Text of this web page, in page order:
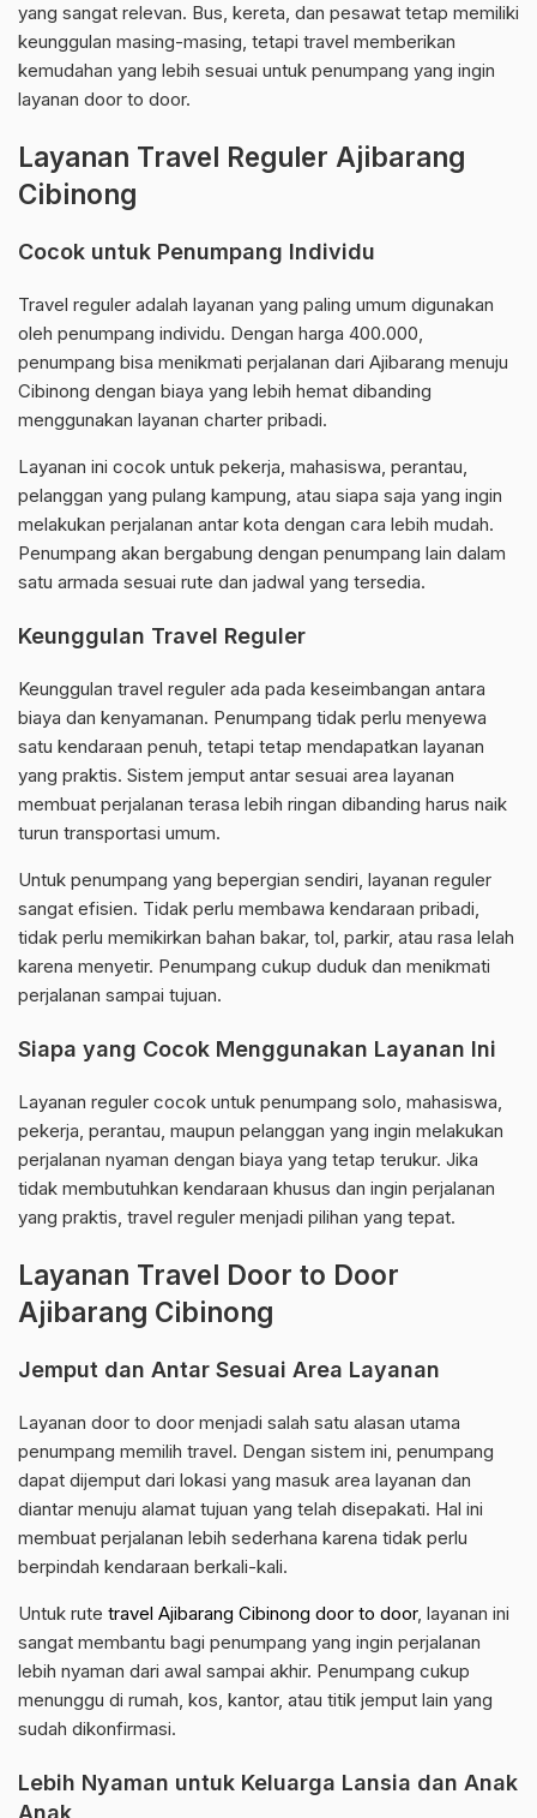
yang sangat relevan. Bus, kereta, dan pesawat tetap memiliki
keunggulan masing-masing, tetapi travel memberikan
kemudahan yang lebih sesuai untuk penumpang yang ingin
layanan door to door.
Layanan Travel Reguler Ajibarang
Cibinong
Cocok untuk Penumpang Individu
Travel reguler adalah layanan yang paling umum digunakan
oleh penumpang individu. Dengan harga 400.000,
penumpang bisa menikmati perjalanan dari Ajibarang menuju
Cibinong dengan biaya yang lebih hemat dibanding
menggunakan layanan charter pribadi.
Layanan ini cocok untuk pekerja, mahasiswa, perantau,
pelanggan yang pulang kampung, atau siapa saja yang ingin
melakukan perjalanan antar kota dengan cara lebih mudah.
Penumpang akan bergabung dengan penumpang lain dalam
satu armada sesuai rute dan jadwal yang tersedia.
Keunggulan Travel Reguler
Keunggulan travel reguler ada pada keseimbangan antara
biaya dan kenyamanan. Penumpang tidak perlu menyewa
satu kendaraan penuh, tetapi tetap mendapatkan layanan
yang praktis. Sistem jemput antar sesuai area layanan
membuat perjalanan terasa lebih ringan dibanding harus naik
turun transportasi umum.
Untuk penumpang yang bepergian sendiri, layanan reguler
sangat efisien. Tidak perlu membawa kendaraan pribadi,
tidak perlu memikirkan bahan bakar, tol, parkir, atau rasa lelah
karena menyetir. Penumpang cukup duduk dan menikmati
perjalanan sampai tujuan.
Siapa yang Cocok Menggunakan Layanan Ini
Layanan reguler cocok untuk penumpang solo, mahasiswa,
pekerja, perantau, maupun pelanggan yang ingin melakukan
perjalanan nyaman dengan biaya yang tetap terukur. Jika
tidak membutuhkan kendaraan khusus dan ingin perjalanan
yang praktis, travel reguler menjadi pilihan yang tepat.
Layanan Travel Door to Door
Ajibarang Cibinong
Jemput dan Antar Sesuai Area Layanan
Layanan door to door menjadi salah satu alasan utama
penumpang memilih travel. Dengan sistem ini, penumpang
dapat dijemput dari lokasi yang masuk area layanan dan
diantar menuju alamat tujuan yang telah disepakati. Hal ini
membuat perjalanan lebih sederhana karena tidak perlu
berpindah kendaraan berkali-kali.
Untuk rute travel Ajibarang Cibinong door to door, layanan ini
sangat membantu bagi penumpang yang ingin perjalanan
lebih nyaman dari awal sampai akhir. Penumpang cukup
menunggu di rumah, kos, kantor, atau titik jemput lain yang
sudah dikonfirmasi.
Lebih Nyaman untuk Keluarga Lansia dan Anak